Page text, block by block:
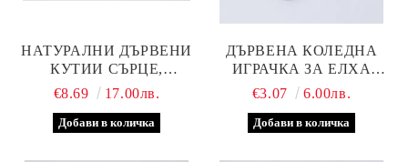
НАТУРАЛНИ ДЪРВЕНИ
КУТИИ СЪРЦЕ,
КОМПЛЕКТ 3 БРОЯ
€8.69 17.00лв.
ДЪРВЕНА КОЛЕДНА
ИГРАЧКА ЗА ЕЛХА
АНГЕЛЧЕ, МОДЕЛ ДВЕ
€3.07 6.00лв.